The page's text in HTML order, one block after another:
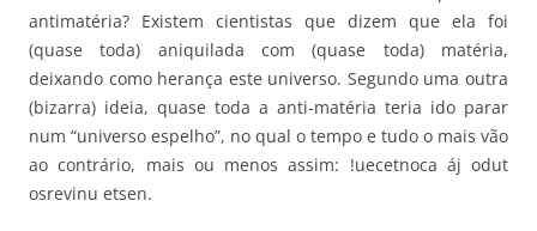
antimatéria? Existem cientistas que dizem que ela foi
(quase toda) aniquilada com (quase toda) matéria,
deixando como herança este universo. Segundo uma outra
(bizarra) ideia, quase toda a anti-matéria teria ido parar
num “universo espelho”, no qual o tempo e tudo o mais vão
ao contrário, mais ou menos assim: !uecetnoca áj odut
osrevinu etsen.